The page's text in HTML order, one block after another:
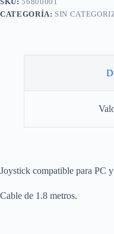
cantidad
CATEGORÍA: SIN
Joystick compatible para PC
Cable de 1.8 metros.